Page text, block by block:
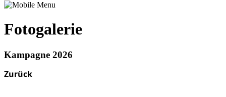
Fotogalerie
Kampagne 2026
Zurück